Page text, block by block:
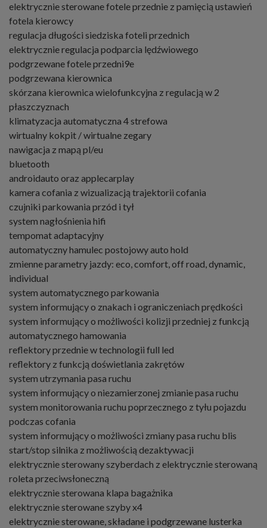
elektrycznie sterowane fotele przednie z pamięcią ustawień
fotela kierowcy
regulacja długości siedziska foteli przednich
elektrycznie regulacja podparcia lędźwiowego
podgrzewane fotele przedni9e
podgrzewana kierownica
skórzana kierownica wielofunkcyjna z regulacją w 2
płaszczyznach
klimatyzacja automatyczna 4 strefowa
wirtualny kokpit / wirtualne zegary
nawigacja z mapą pl/eu
bluetooth
androidauto oraz applecarplay
kamera cofania z wizualizacją trajektorii cofania
czujniki parkowania przód i tył
system nagłośnienia hifi
tempomat adaptacyjny
automatyczny hamulec postojowy auto hold
zmienne parametry jazdy: eco, comfort, off road, dynamic,
individual
system automatycznego parkowania
system informujący o znakach i ograniczeniach prędkości
system informujący o możliwości kolizji przedniej z funkcją
automatycznego hamowania
reflektory przednie w technologii full led
reflektory z funkcją doświetlania zakrętów
system utrzymania pasa ruchu
system informujący o niezamierzonej zmianie pasa ruchu
system monitorowania ruchu poprzecznego z tyłu pojazdu
podczas cofania
system informujący o możliwości zmiany pasa ruchu blis
start/stop silnika z możliwością dezaktywacji
elektrycznie sterowany szyberdach z elektrycznie sterowaną
roleta przeciwsłoneczną
elektrycznie sterowana klapa bagażnika
elektrycznie sterowane szyby x4
elektrycznie sterowane, składane i podgrzewane lusterka